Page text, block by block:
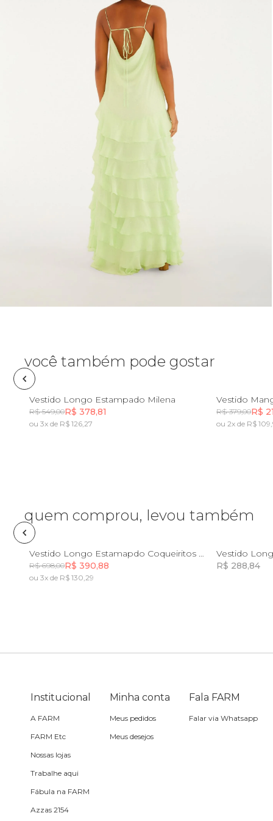
Lancheira
Lenço
Mala
Meia
Necessaire
Óculos de sol
Pin e patch
Planner
incensário
isqueiro
Sabonete
Travesseiro
você também pode gostar
PP P
Vestido Longo Estampado Milena
R$ 549,00R$ 378,81
ou 3x de R$ 126,27
PP
Vestido
R$ 379,00R$
ou 2x de R$
quem comprou, levou também
PP P Vestido Longo Estamapdo Coqueiritos Preto
R$ 698,00R$ 390,88
ou 3x de R$ 130,29
R$ 288,84
Institucional
A FARM
FARM Etc
Nossas lojas
Trabalhe aqui
Fábula na FARM
Azzas 2154
Minha conta
Meus pedidos
Meus desejos
Fala FARM
Falar via Whatsapp